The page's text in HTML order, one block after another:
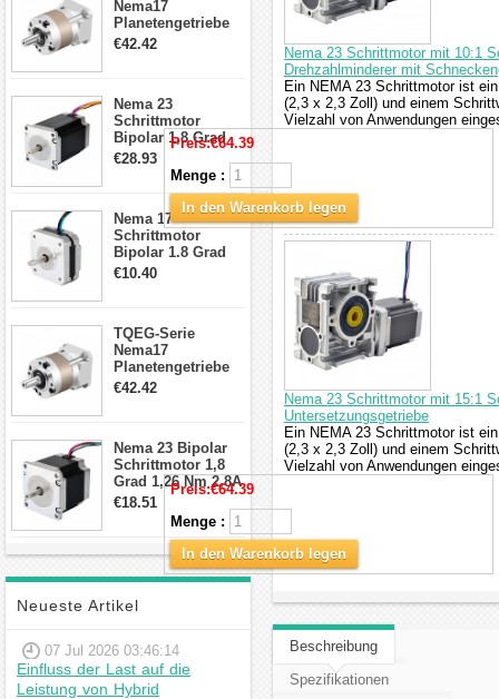
Nema17
Planetengetriebe
5:1 Spiel 15Arc-
€42.42
Nema 23
Schrittmotor
Bipolar 1,8 Grad
2,83Nm 4 A 2,26V
CNC Hybrid-
Schrittmotor mit 8
Anschlüssen
€28.93
Nema 17
Schrittmotor
Bipolar 1.8 Grad
8.7Ncm 1A 3.5V 4
€10.40
TQEG-Serie
Nema17
Planetengetriebe
10:1 Spiel 15Arc-
€42.42
Nema 23 Bipolar
Schrittmotor 1,8
Grad 1,26 Nm 2,8A
2,5V 4 Drähte
23hs22-2804s
Schrittmotor
€18.51
Neueste Artikel
07 Jul 2026 03:46:14
Einfluss der Last auf die
Leistung von Hybrid
Nema 23 Schrittmotor mit 10:1
Drehzahlminderer mit
Ein NEMA 23 Schrittmotor ist
(2,3 x 2,3 Zoll) und einem
Vielzahl von Anwendungen
Preis:€64.39
Menge :
In den Warenkorb legen
Nema 23 Schrittmotor mit 15:1
Untersetzungsgetriebe
Ein NEMA 23 Schrittmotor ist
(2,3 x 2,3 Zoll) und einem
Vielzahl von Anwendungen
Preis:€64.39
Menge :
In den Warenkorb legen
Beschreibung
Spezifikationen